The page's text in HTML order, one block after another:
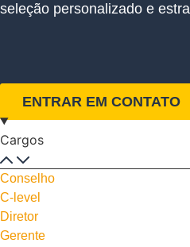
seleção personalizado e
ENTRAR EM CONTATO
Cargos
Conselho
C-level
Diretor
Gerente